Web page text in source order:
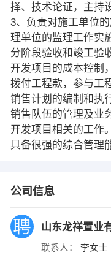
择、技术论证，主持
3、负责对施工单位
理单位的监理工作实
分阶段验收和竣工验
开发项目的成本控制
拨付工程款，参与工
销售计划的编制和执
销售队伍的管理及业
开发项目相关的工作
具备很强的综合管理
公司信息
山东龙祥置业
联系人： 李女士